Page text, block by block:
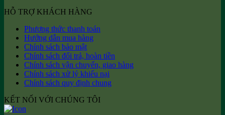
HỖ TRỢ KHÁCH HÀNG
Phương thức thanh toán
Hướng dẫn mua hàng
Chính sách bảo mật
Chính sách đổi trả, hoàn tiền
Chính sách vận chuyển, giao hàng
Chính sách xử lý khiếu nại
Chính sách quy định chung
KẾT NỐI VỚI CHÚNG TÔI